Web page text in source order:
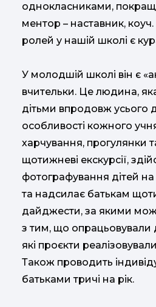
однокласниками,
ментор – наставник,
ролей у нашій школі є
У молодшій школі він є
вчительки. Це людина,
дітьми впродовж усього
особливості кожного
харчування, прогулянки
щотижневі екскурсії,
фотографування дітей на
та надсилає батькам
дайджести, за якими
з тим, що опрацьовували
які проєкти
Також проводить
батьками тричі на рік.